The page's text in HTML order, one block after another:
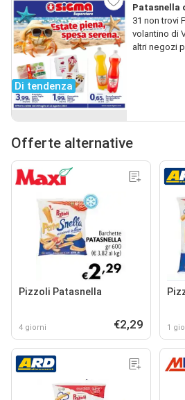
Di tendenza
Patasnella
31 non trovi
volantino di
altri negozi
Offerte alternative
Pizzoli Patasnella
4 giorni €2,29 1